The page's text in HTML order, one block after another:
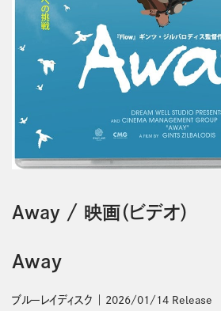
Away/ 映画（ビデオ）
Away
ブルーレイディスク 2026/01/14 Release